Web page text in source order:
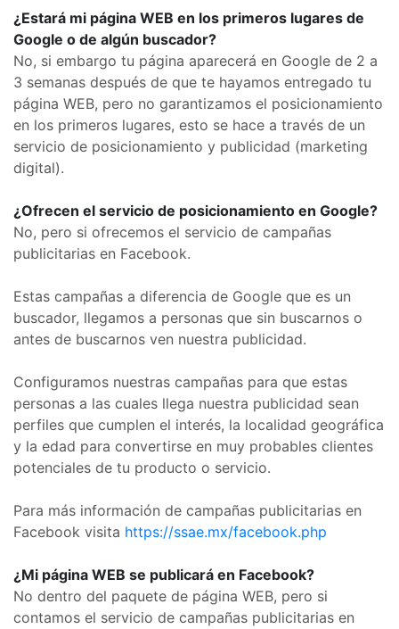
¿Estará mi página WEB en los primeros lugares de
Google o de algún buscador?
No, si embargo tu página aparecerá en Google de 2 a
3 semanas después de que te hayamos entregado tu
página WEB, pero no garantizamos el posicionamiento
en los primeros lugares, esto se hace a través de un
servicio de posicionamiento y publicidad (marketing
digital).
¿Ofrecen el servicio de posicionamiento en Google?
No, pero si ofrecemos el servicio de campañas
publicitarias en Facebook.
Estas campañas a diferencia de Google que es un
buscador, llegamos a personas que sin buscarnos o
antes de buscarnos ven nuestra publicidad.
Configuramos nuestras campañas para que estas
personas a las cuales llega nuestra publicidad sean
perfiles que cumplen el interés, la localidad geográfica
y la edad para convertirse en muy probables clientes
potenciales de tu producto o servicio.
Para más información de campañas publicitarias en
Facebook visita https://ssae.mx/facebook.php
¿Mi página WEB se publicará en Facebook?
No dentro del paquete de página WEB, pero si
contamos el servicio de campañas publicitarias en